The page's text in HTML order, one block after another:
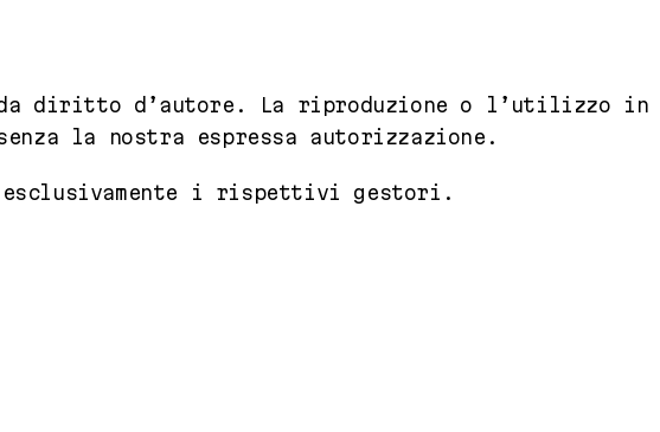
diritto d’autore. La riproduzione o l’utilizzo in
la nostra espressa autorizzazione.
esclusivamente i rispettivi gestori.